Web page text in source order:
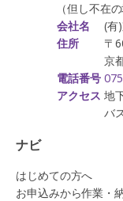
（但し不在
会社名 (有
住所
〒
京
電話番号
アクセス 地
バ
ナビ
はじめての方へ
お申込みから作業・